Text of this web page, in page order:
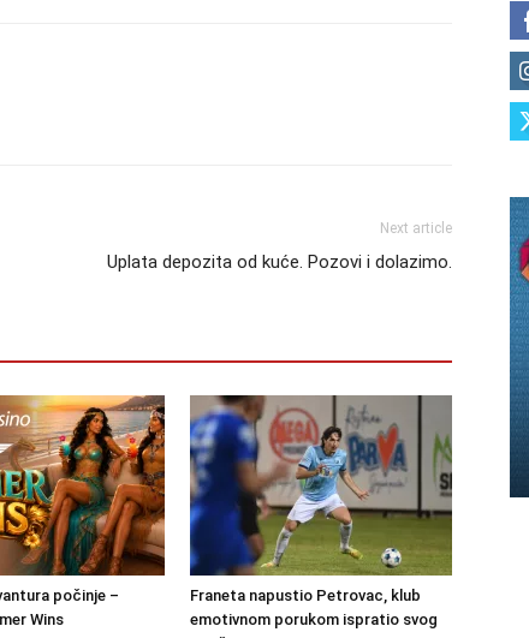
Next article
Uplata depozita od kuće. Pozovi i dolazimo.
počinje –
Wins
Franeta napustio Petrovac, klub
emotivnom porukom ispratio svog